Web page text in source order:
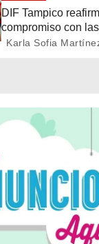
DIF Tampico
compromiso con
día
Karla Sofia